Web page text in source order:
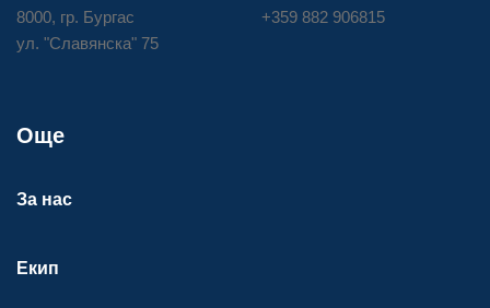
8000, гр. Бургас
ул. "Славянска" 75
+359 882 906815
Още
За нас
Екип